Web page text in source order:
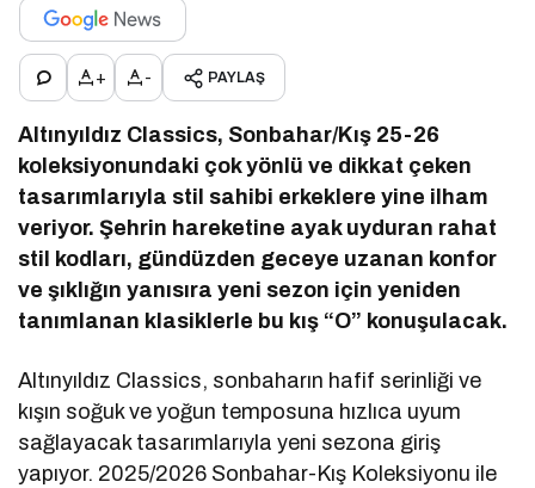
+ - PAYLAŞ
Altınyıldız Classics, Sonbahar/Kış 25-26
koleksiyonundaki çok yönlü ve dikkat çeken
tasarımlarıyla stil sahibi erkeklere yine ilham
veriyor. Şehrin hareketine ayak uyduran rahat
stil kodları, gündüzden geceye uzanan konfor
ve şıklığın yanısıra yeni sezon için yeniden
tanımlanan klasiklerle bu kış “O” konuşulacak.
Altınyıldız Classics, sonbaharın hafif serinliği ve
kışın soğuk ve yoğun temposuna hızlıca uyum
sağlayacak tasarımlarıyla yeni sezona giriş
yapıyor. 2025/2026 Sonbahar-Kış Koleksiyonu ile